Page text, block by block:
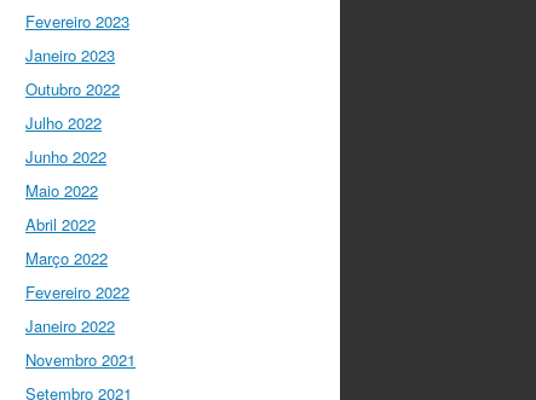
Ciência Viva
"Hoje fazemos parte de
equipas europeias
multidisciplinares que têm
resolução de problemas
mun…
twitter.com/i/web/status/1…
“O impacto dos jovens
investigadores, como eu,
na sociedade é hoje
muito visível nas
empresas. Já não
Fevereiro 2023
Janeiro 2023
Outubro 2022
Julho 2022
Junho 2022
Maio 2022
Abril 2022
Março 2022
Fevereiro 2022
Janeiro 2022
Novembro 2021
Setembro 2021